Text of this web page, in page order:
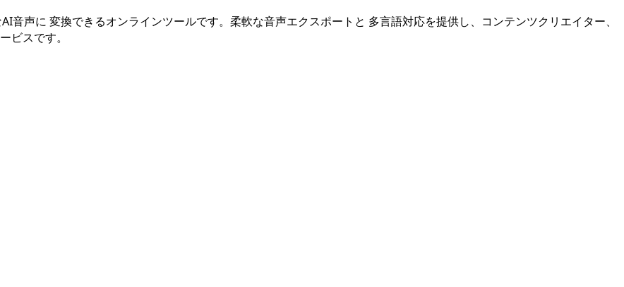
音声に 変換できるオンラインツールです。柔軟な音声エクスポートと 多言語対応を提供し、コンテンツクリエイター、
ビスです。